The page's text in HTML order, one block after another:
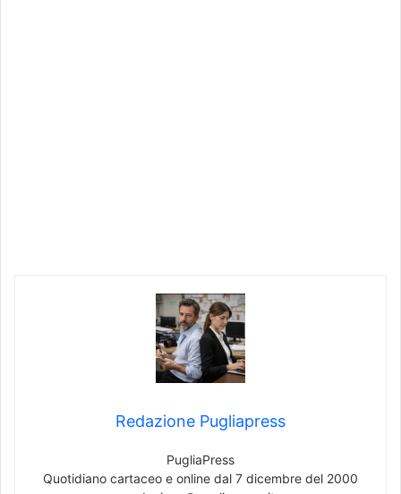
Redazione Pugliapress
PugliaPress
Quotidiano cartaceo e online dal 7 dicembre del 2000